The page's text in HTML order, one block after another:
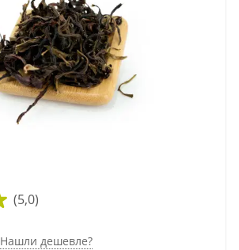
(5,0)
Нашли дешевле?